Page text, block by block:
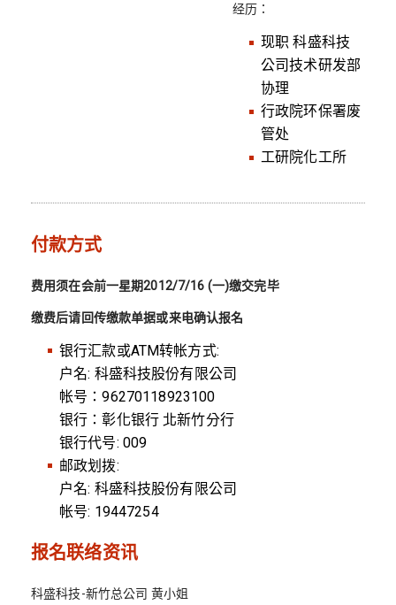
经历：
现职 科盛科技
公司技术研发部
协理
行政院环保署废
管处
工研院化工所
付款方式
费用须在会前一星期2012/7/16 (一)缴交完毕
缴费后请回传缴款单据或来电确认报名
银行汇款或ATM转帐方式:
户名: 科盛科技股份有限公司
帐号：96270118923100
银行：彰化银行 北新竹分行
银行代号: 009
邮政划拨:
户名: 科盛科技股份有限公司
帐号: 19447254
报名联络资讯
科盛科技-新竹总公司 黄小姐